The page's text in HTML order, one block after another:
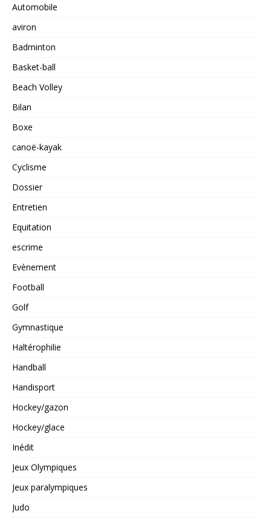
Automobile
aviron
Badminton
Basket-ball
Beach Volley
Bilan
Boxe
canoë-kayak
Cyclisme
Dossier
Entretien
Equitation
escrime
Evènement
Football
Golf
Gymnastique
Haltérophilie
Handball
Handisport
Hockey/gazon
Hockey/glace
Inédit
Jeux Olympiques
Jeux paralympiques
Judo